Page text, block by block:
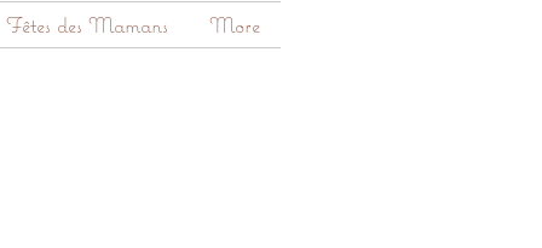
Fêtes des Mamans More